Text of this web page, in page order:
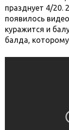
празднует 4/20.
появилось
куражится и
балда,